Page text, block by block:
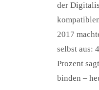
der
2017
selbst aus:
Prozent
binden –